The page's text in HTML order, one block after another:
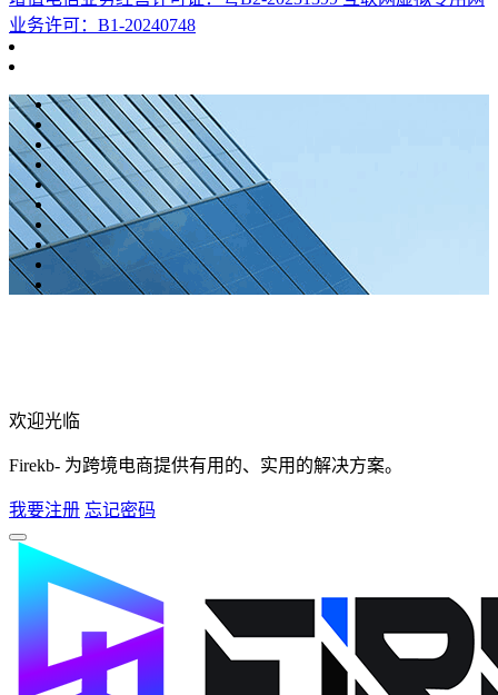
业务许可：B1-20240748
欢迎光临
Firekb- 为跨境电商提供有用的、实用的解决方案。
我要注册 忘记密码